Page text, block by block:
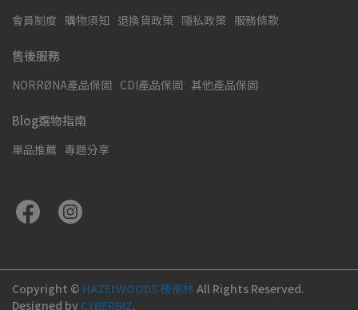
會員制度 購物須知 退換貨政策 隱私政策 服務條款
售後服務
NORRØNA產品保固 CDI產品保固 其他產品保固
Blog選物指南
單品推薦 專題分享
Copyright © HAZELWOODS 榛樹林 All Rights Reserved.
Designed by CYBERBIZ.